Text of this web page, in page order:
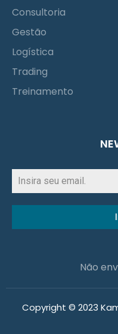
Consultoria
Gestão
Logística
Trading
Treinamento
Não
Copyright © 2023